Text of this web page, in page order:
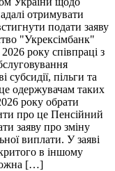
отримувати
подати заяву
"Укрексімбанк"
року співпраці з
субсидії, пільги та
одержувачам таких
року обрати
про це Пенсійний
заяву про зміну
виплати. У заяві
в іншому
[…]